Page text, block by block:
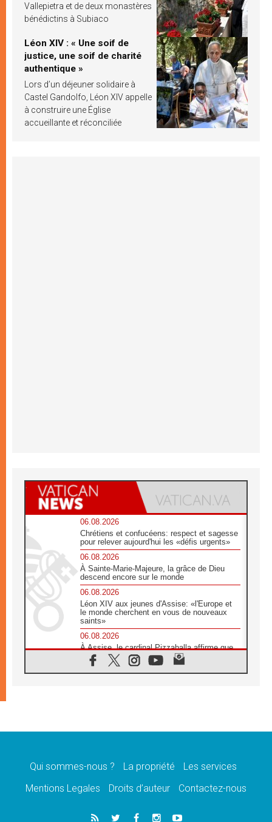
Vallepietra et de deux monastères
bénédictins à Subiaco
Léon XIV : « Une soif de
justice, une soif de charité
authentique »
Lors d’un déjeuner solidaire à
Castel Gandolfo, Léon XIV appelle
à construire une Église
accueillante et réconciliée
06.08.2026
Chrétiens et confucéens: respect et sagesse
pour relever aujourd'hui les «défis urgents»
06.08.2026
À Sainte-Marie-Majeure, la grâce de Dieu
descend encore sur le monde
06.08.2026
Léon XIV aux jeunes d'Assise: «l'Europe et
le monde cherchent en vous de nouveaux
saints»
06.08.2026
À Assise, le cardinal Pizzaballa affirme que
«les chrétiens veulent la paix»
06.08.2026
message de paix et de dignité humaine»
«La visite du Pape en Uruguay renforcera
05.08.2026
Qui sommes-nous ? La propriété
Les services
Mentions Legales
Droits d’auteur Contactez-nous